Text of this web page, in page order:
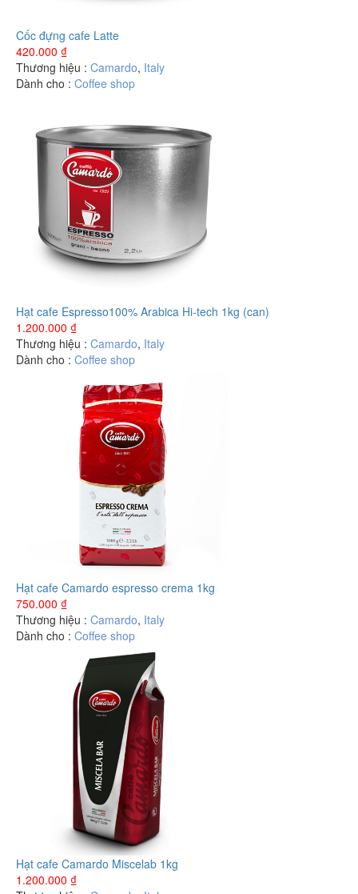
Cốc đựng cafe Latte
420.000 ₫
Thương hiệu : Camardo, Italy
Dành cho : Coffee shop
Hạt cafe Espresso100% Arabica Hi-tech 1kg (can)
1.200.000 ₫
Thương hiệu : Camardo, Italy
Dành cho : Coffee shop
Hạt cafe Camardo espresso crema 1kg
750.000 ₫
Thương hiệu : Camardo, Italy
Dành cho : Coffee shop
Hạt cafe Camardo Miscelab 1kg
1.200.000 ₫